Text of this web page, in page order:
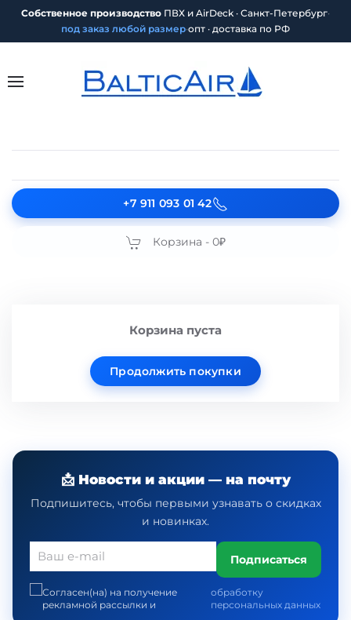
Собственное производство ПВХ и AirDeck · Санкт-Петербург·
под заказ любой размер·опт · доставка по РФ
+7 911 093 01 42
Корзина - 0₽
Корзина пуста
Продолжить покупки
📩 Новости и акции — на почту
Подпишитесь, чтобы первыми узнавать о скидках
и новинках.
Подписаться
Согласен(на) на получение
рекламной рассылки и
обработку
персональных данных